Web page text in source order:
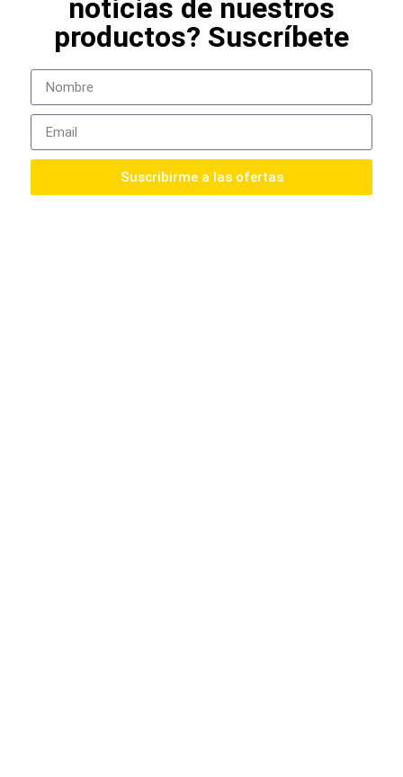
noticias de nuestros
productos? Suscríbete
Suscribirme a las ofertas